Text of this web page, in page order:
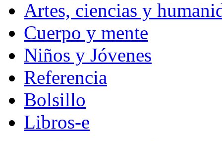
Artes, ciencias y
Cuerpo y mente
Niños y Jóvenes
Referencia
Bolsillo
Libros-e